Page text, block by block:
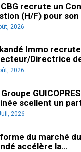
CBG recrute un
(H/F) pour
2026
Immo
Directrice
2026
scellent un
2026
du marché
accélère la…